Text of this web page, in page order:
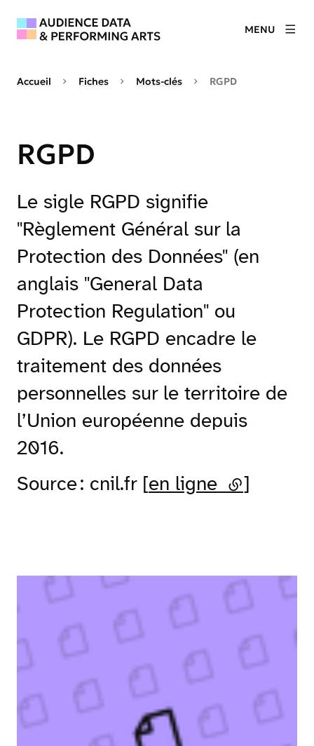
MENU
Accueil Fiches Mots-clés RGPD
RGPD
Le sigle RGPD signifie
"Règlement Général sur la
Protection des Données" (en
anglais "General Data
Protection Regulation" ou
GDPR). Le RGPD encadre le
traitement des données
personnelles sur le territoire de
l’Union européenne depuis
2016.
Source : cnil.fr [en ligne (lien
]